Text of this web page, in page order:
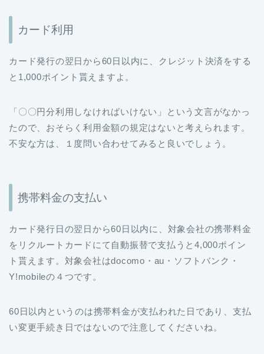
カード利用
カード発行の翌日から60日以内に、クレジット決済をする
と1,000ポイント貰えますよ。
「〇〇円分利用しなければいけない」という文言がなかっ
たので、おそらく利用金額の規定はないと考えられます。
不安な方は、１度問い合わせてみると良いでしょう。
携帯料金の支払い
カード発行日の翌日から60日以内に、対象会社の携帯料金
をリクルートカードにて自動振替で支払うと4,000ポイン
ト貰えます。対象会社はdocomo・au・ソフトバンク・
Y!mobileの４つです。
60日以内というのは携帯料金が支払われた日であり、支払
い変更手続き日ではないので注意してくださいね。